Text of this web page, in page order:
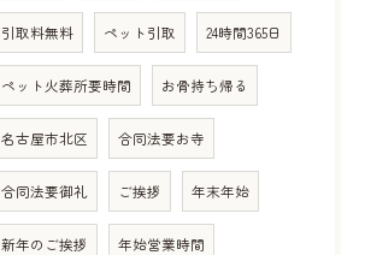
引取料無料 ペット引取 24時間365日
ペット火葬所要時間 お骨持ち帰る
名古屋市北区 合同法要お寺
合同法要御礼 ご挨拶 年末年始
新年のご挨拶 年始営業時間